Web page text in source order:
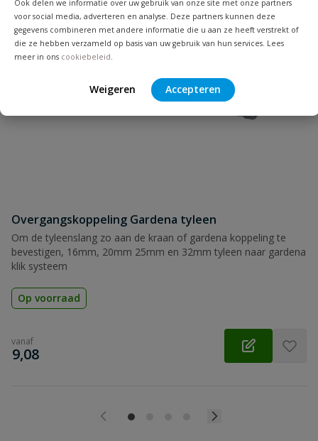
Ook delen we informatie over uw gebruik van onze site met onze partners
voor social media, adverteren en analyse. Deze partners kunnen deze
gegevens combineren met andere informatie die u aan ze heeft verstrekt of
die ze hebben verzameld op basis van uw gebruik van hun services. Lees
meer in ons cookiebeleid
Weigeren Accepteren
Naam
Beoordeling versturen
Overgangskoppeling Gardena tyleen
Om de tyleenslang zo aan de kraan of gardena koppeling te
bevestigen, 16mm, 20mm 25mm en 32mm tyleen naar gardena
klik systeem
Op voorraad
vanaf
€
9,08